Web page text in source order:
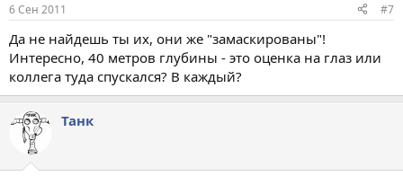
6 Сен 2011 #7
Да не найдешь ты их, они же "замаскированы"!
Интересно, 40 метров глубины - это оценка на глаз или
коллега туда спускался? В каждый?
Танк